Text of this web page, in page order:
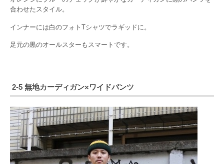
合わせたスタイル。
インナーには白のフォトTシャツでラギッドに。
足元の黒のオールスターもスマートです。
2-5 無地カーディガン×ワイドパンツ